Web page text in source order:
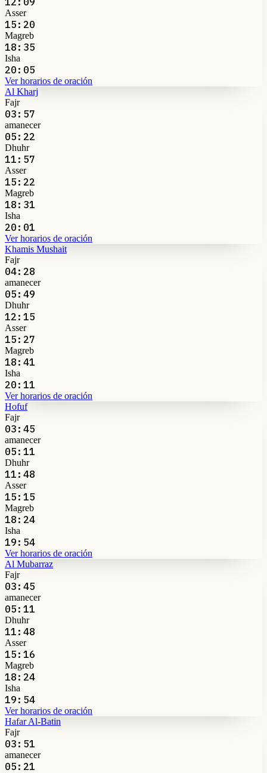
Asser
15:20
Magreb
18:35
Isha
20:05
Ver horarios de oración
Al Kharj
Fajr
03:57
amanecer
05:22
Dhuhr
11:57
Asser
15:22
Magreb
18:31
Isha
20:01
Ver horarios de oración
Khamis Mushait
Fajr
04:28
amanecer
05:49
Dhuhr
12:15
Asser
15:27
Magreb
18:41
Isha
20:11
Ver horarios de oración
Hofuf
Fajr
03:45
amanecer
05:11
Dhuhr
11:48
Asser
15:15
Magreb
18:24
Isha
19:54
Ver horarios de oración
Al Mubarraz
Fajr
03:45
amanecer
05:11
Dhuhr
11:48
Asser
15:16
Magreb
18:24
Isha
19:54
Ver horarios de oración
Hafar Al-Batin
Fajr
03:51
amanecer
05:21